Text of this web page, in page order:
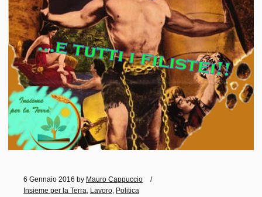
6 Gennaio 2016 by Mauro Cappuccio
Insieme per la Terra
Lavoro Politica